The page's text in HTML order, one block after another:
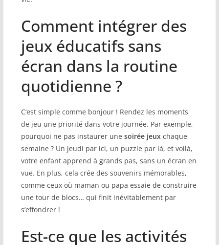
Comment intégrer des
jeux éducatifs sans
écran dans la routine
quotidienne ?
C’est simple comme bonjour ! Rendez les moments
de jeu une priorité dans votre journée. Par exemple,
pourquoi ne pas instaurer une soirée jeuxchaque
semaine ? Un jeudi par ici, un puzzle par là, et voilà,
votre enfant apprend à grands pas, sans un écran en
vue. En plus, cela crée des souvenirs mémorables,
comme ceux où maman ou papa essaie de construire
une tour de blocs… qui finit inévitablement par
s’effondrer !
Est-ce que les activités